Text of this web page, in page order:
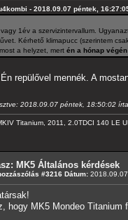
- 2018.09.07 péntek,
1év a szervizintervallum.
Kérhető klimapucc (szerintem
a helyzet, mert én a hónap
Én repülővel mennék. A
2018.09.07 péntek, 18:50:02
Titanium, 2011, 2.0TDCI 140 LE
MK5 Általános kérdések
#3216 Dátum:
hogy MK5 Mondeo